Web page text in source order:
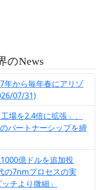
のNews
年から毎年春にアリゾ
07/31)
場を2.4倍に拡張」、
パートナーシップを締
億ドルを追加投
の7nmプロセスの実
チより微細」